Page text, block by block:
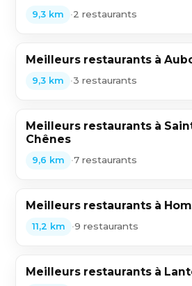
9,3 km •2 restaurants
Meilleurs restaurants à
9,3 km •3 restaurants
Meilleurs restaurants à
Chênes
9,6 km •7 restaurants
Meilleurs restaurants à
11,2 km •9 restaurants
Meilleurs restaurants à